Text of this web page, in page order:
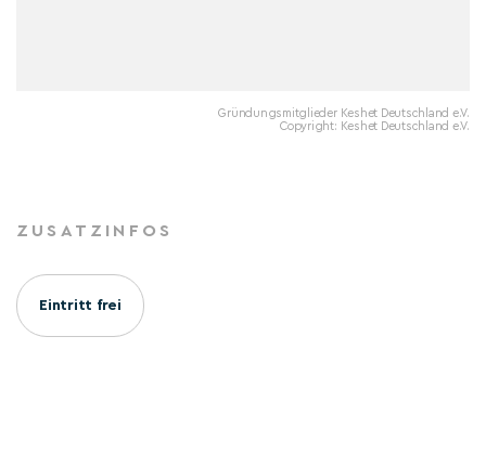
Gründungsmitglieder Keshet Deutschland e.V.
Copyright: Keshet Deutschland e.V.
ZUSATZINFOS
Eintritt frei